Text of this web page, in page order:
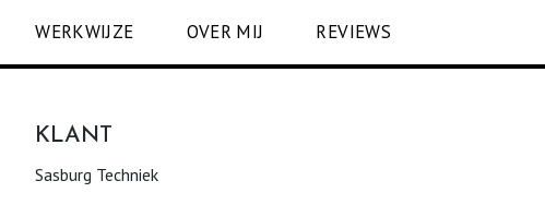
WERKWIJZE OVER MIJ REVIEWS
KLANT
Sasburg Techniek